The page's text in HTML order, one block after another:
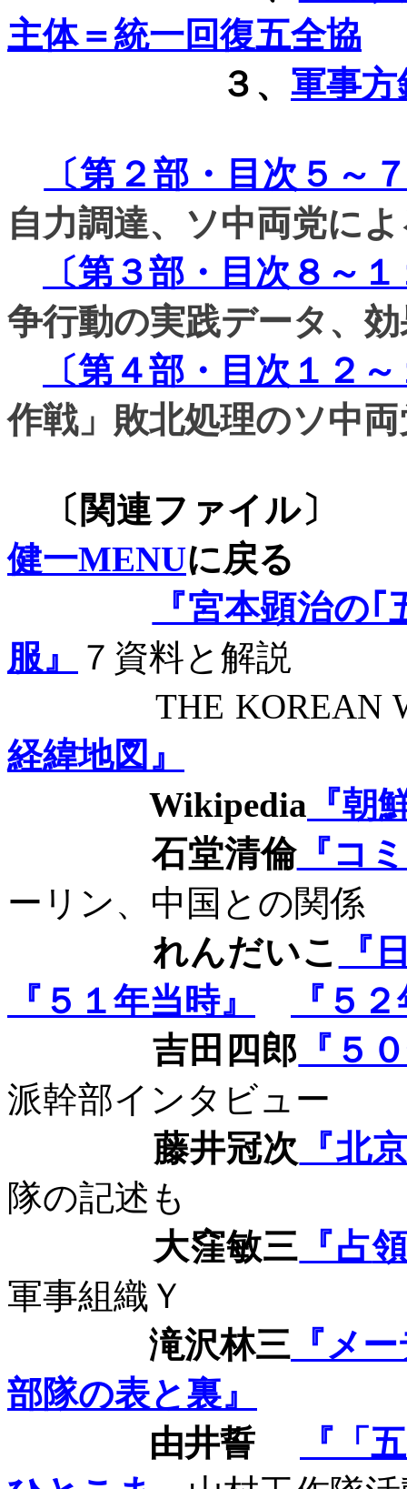
主体＝統一回復五全協
３、 軍事
〔第２部・目次５～
自力調達、ソ中両党に
〔第３部・目次８～
争行動の実践データ、
〔第４部・目次１２
作戦」敗北処理のソ中
〔関連
健一MENUに戻る
『宮本顕治の
服』
７資料と解説
THE KOREAN
経緯地図』
Wikipedia 『朝
石堂清倫『コ
ーリン、中国との関係
れんだいこ
『
『５１年当時』
『５
吉田四郎 『５
派幹部インタビュー
藤井冠次 『北
隊の記述も
大窪敏三 『占
軍事組織Ｙ
滝沢林三 『メ
部隊の表と裏』
由井誓
『「